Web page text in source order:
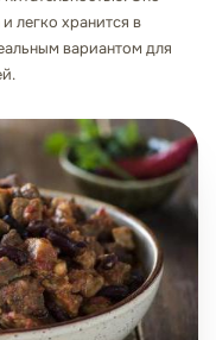
легко хранится в
вариантом для